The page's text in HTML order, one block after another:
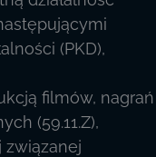
(PKD),
filmów, nagrań
(59.11.Z),
związanej